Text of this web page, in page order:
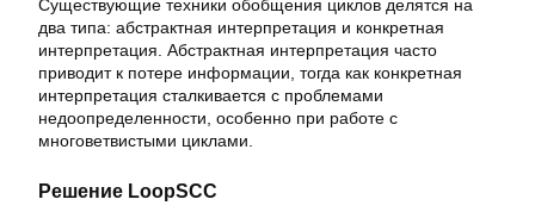
Существующие техники обобщения циклов делятся на
два типа: абстрактная интерпретация и конкретная
интерпретация. Абстрактная интерпретация часто
приводит к потере информации, тогда как конкретная
интерпретация сталкивается с проблемами
недоопределенности, особенно при работе с
многоветвистыми циклами.
Решение LoopSCC